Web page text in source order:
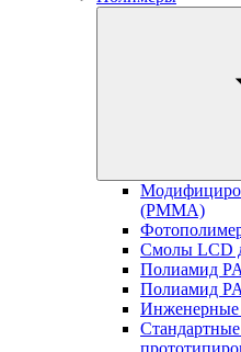
(PMMA)
Смолы LCD
Полиамид
Полиамид
Инженерные